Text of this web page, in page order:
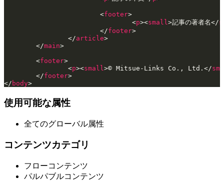
			<
footer>
				<
p><small>記事の著者名</
			</
footer>
		</
article>
	</
main>
	<
footer>
		<
p><small>© Mitsue-Links Co., Ltd.</
	</
footer>
</ body>
使用可能な属性
全てのグローバル属性
コンテンツカテゴリ
フローコンテンツ
パルパブルコンテンツ